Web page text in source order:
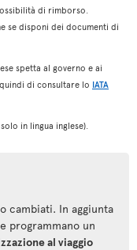
di rimborso.
se disponi dei documenti di
spetta al governo e ai
di consultare lo IATA
in lingua inglese).
cambiati. In aggiunta
programmano un
al viaggio